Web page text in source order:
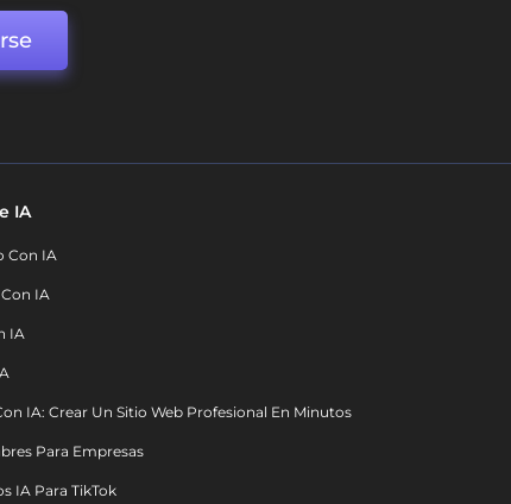
IA
Con IA
IA
IA
IA: Crear Un Sitio Web Profesional En Minutos
Para Empresas
IA Para TikTok